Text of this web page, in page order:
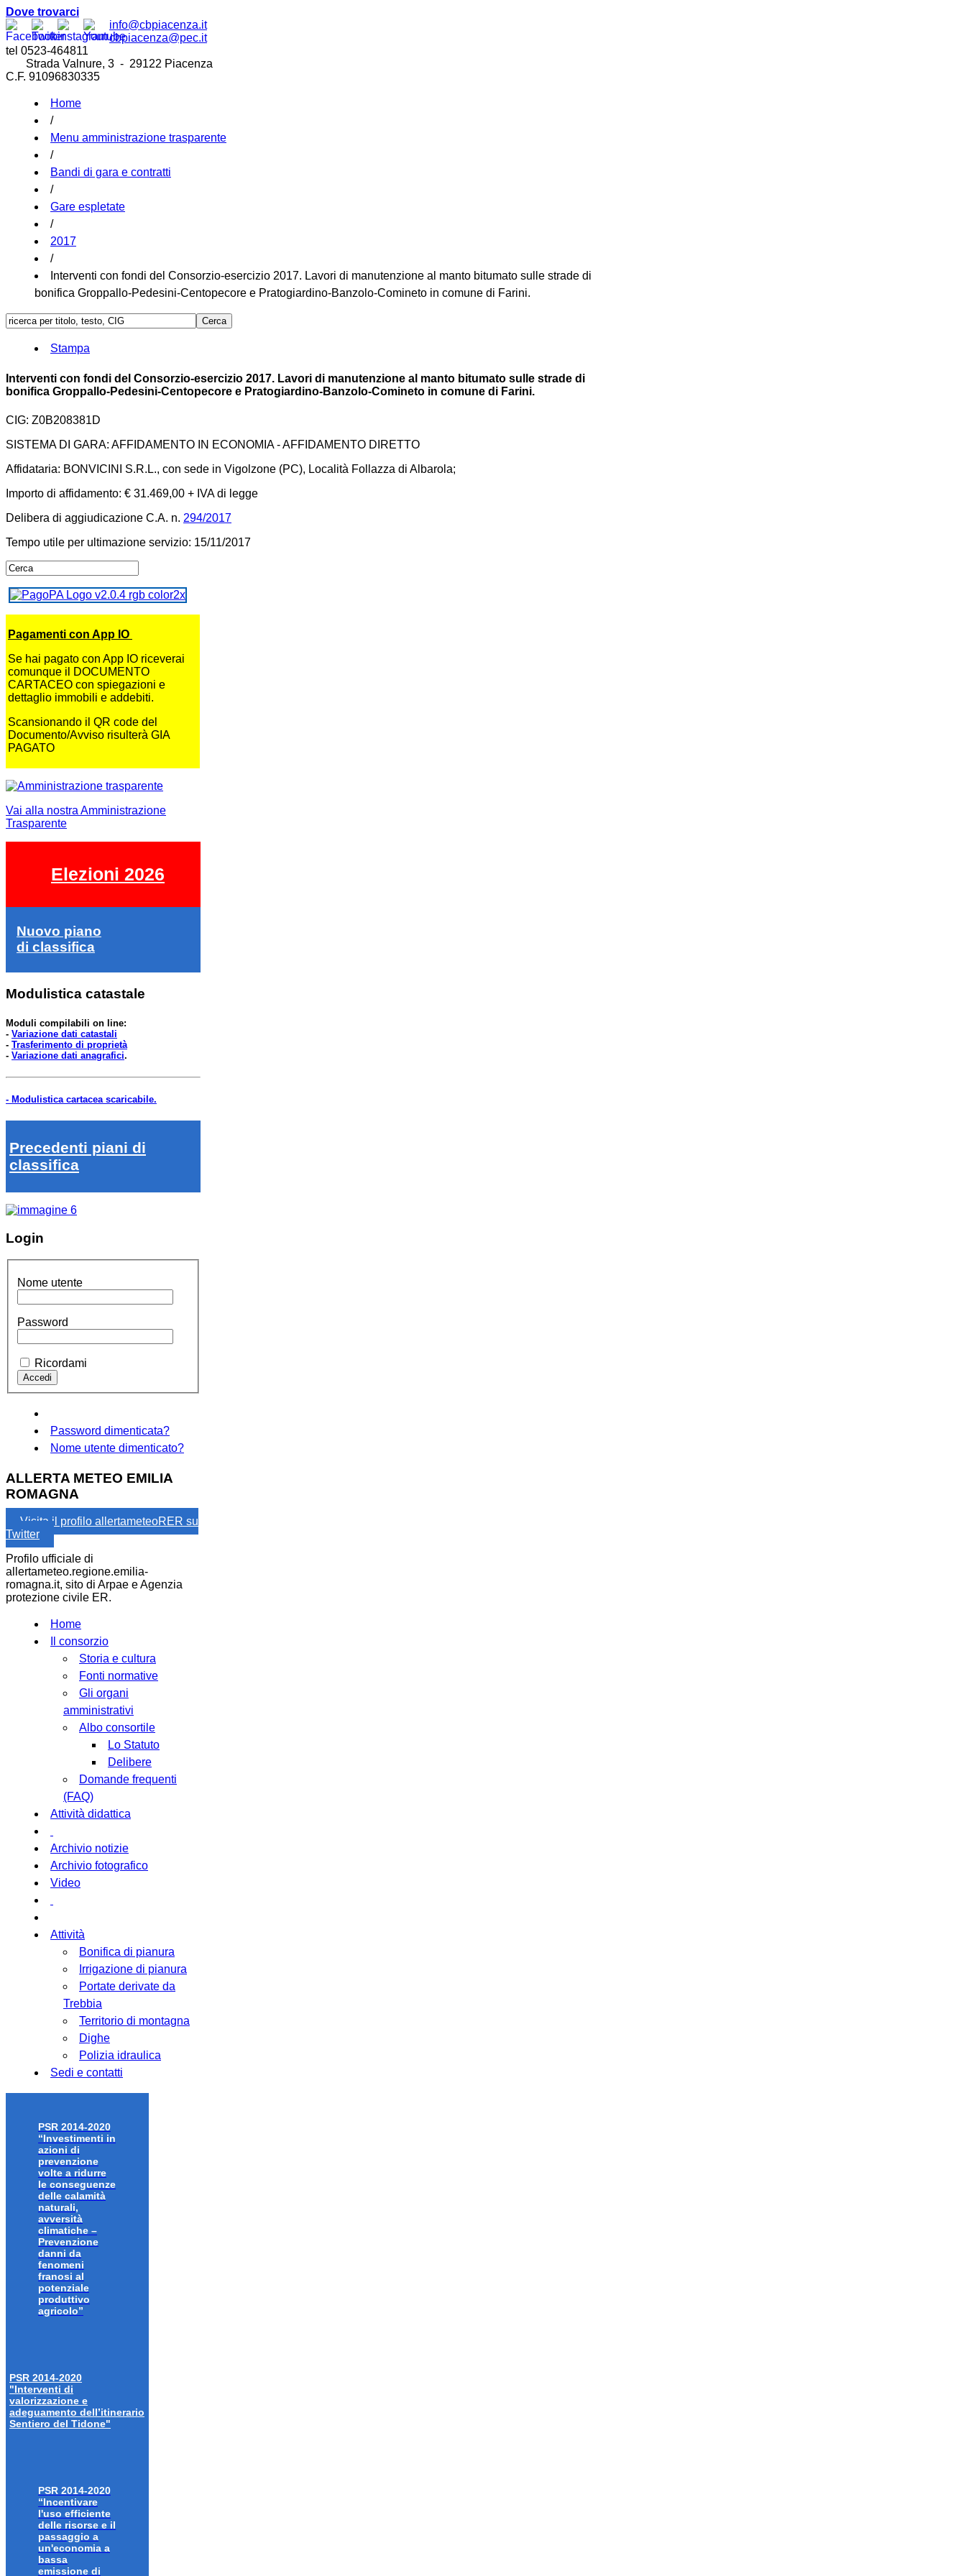
Dove trovarci
info@cbpiacenza.it
cbpiacenza@pec.it
tel 0523-464811
Strada Valnure, 3 - 29122 Piacenza
C.F. 91096830335
Home
/
Menu amministrazione trasparente
/
Bandi di gara e contratti
/
Gare espletate
/
2017
/
Interventi con fondi del Consorzio-esercizio 2017. Lavori di manutenzione al manto bitumato sulle strade di
bonifica Groppallo-Pedesini-Centopecore e Pratogiardino-Banzolo-Comineto in comune di Farini.
Stampa
Interventi con fondi del Consorzio-esercizio 2017. Lavori di manutenzione al manto bitumato sulle strade di
bonifica Groppallo-Pedesini-Centopecore e Pratogiardino-Banzolo-Comineto in comune di Farini.
CIG: Z0B208381D
SISTEMA DI GARA: AFFIDAMENTO IN ECONOMIA - AFFIDAMENTO DIRETTO
Affidataria: BONVICINI S.R.L., con sede in Vigolzone (PC), Località Follazza di Albarola;
Importo di affidamento: € 31.469,00 + IVA di legge
Delibera di aggiudicazione C.A. n. 294/2017
Tempo utile per ultimazione servizio: 15/11/2017
Pagamenti con App IO
Se hai pagato con App IO riceverai
comunque il DOCUMENTO
CARTACEO con spiegazioni e
dettaglio immobili e addebiti.
Scansionando il QR code del
Documento/Avviso risulterà GIA
PAGATO
Vai alla nostra Amministrazione
Trasparente
Elezioni 2026
Nuovo piano
di classifica
Modulistica catastale
Moduli compilabili on line:
- Variazione dati catastali
- Trasferimento di proprietà
- Variazione dati anagrafici.
- Modulistica cartacea scaricabile.
Precedenti piani di
classifica
Login
Nome utente
Password
Ricordami
Password dimenticata?
Nome utente dimenticato?
ALLERTA METEO EMILIA
ROMAGNA
Visita il profilo allertameteoRER su
Twitter
Profilo ufficiale di
allertameteo.regione.emilia-
romagna.it, sito di Arpae e Agenzia
protezione civile ER.
Home
Il consorzio
Storia e cultura
Fonti normative
Gli organi
amministrativi
Albo consortile
Lo Statuto
Delibere
Domande frequenti
(FAQ)
Attività didattica
Archivio notizie
Archivio fotografico
Video
Attività
Bonifica di pianura
Irrigazione di pianura
Portate derivate da
Trebbia
Territorio di montagna
Dighe
Polizia idraulica
Sedi e contatti
PSR 2014-2020
“Investimenti in
azioni di
prevenzione
volte a ridurre
le conseguenze
delle calamità
naturali,
avversità
climatiche –
Prevenzione
danni da
fenomeni
franosi al
potenziale
produttivo
agricolo”
PSR 2014-2020
"Interventi di
valorizzazione e
adeguamento dell’itinerario
Sentiero del Tidone"
PSR 2014-2020
“Incentivare
l'uso efficiente
delle risorse e il
passaggio a
un'economia a
bassa
emissione di